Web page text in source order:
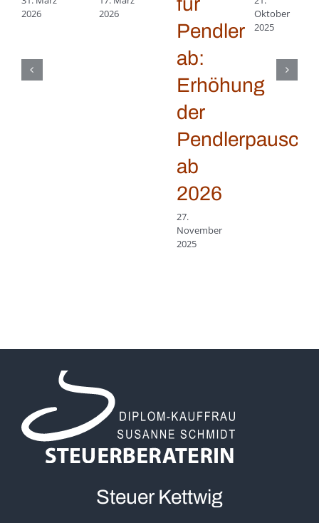
2026
2026
Pendler
ab:
Erhöhung
der
ab
2026
27.
November
2025
Oktober
2025
Steuer Kettwig